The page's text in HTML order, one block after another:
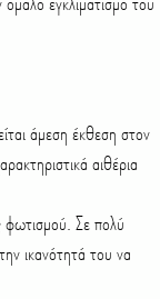
αιθέρια
φωτισμού. Σε πολύ
ικανότητά του να